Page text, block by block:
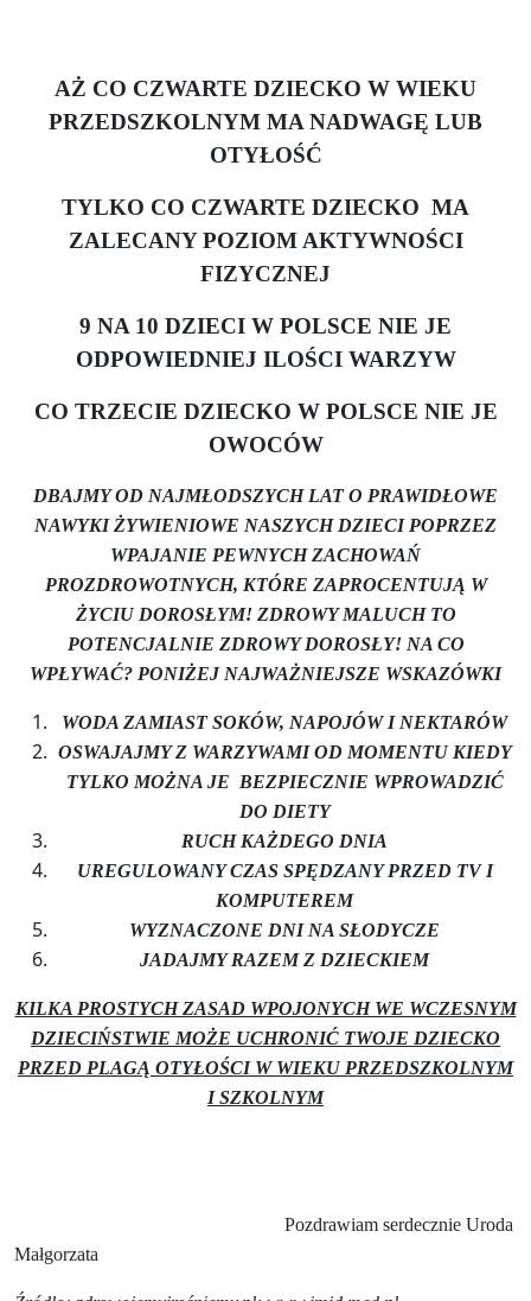
AŻ CO CZWARTE DZIECKO W WIEKU
PRZEDSZKOLNYM MA NADWAGĘ LUB
OTYŁOŚĆ
TYLKO CO CZWARTE DZIECKO MA
ZALECANY POZIOM AKTYWNOŚCI
FIZYCZNEJ
9 NA 10 DZIECI W POLSCE NIE JE
ODPOWIEDNIEJ ILOŚCI WARZYW
CO TRZECIE DZIECKO W POLSCE NIE JE
OWOCÓW
DBAJMY OD NAJMŁODSZYCH LAT O PRAWIDŁOWE
NAWYKI ŻYWIENIOWE NASZYCH DZIECI POPRZEZ
WPAJANIE PEWNYCH ZACHOWAŃ
PROZDROWOTNYCH, KTÓRE ZAPROCENTUJĄ W
ŻYCIU DOROSŁYM! ZDROWY MALUCH TO
POTENCJALNIE ZDROWY DOROSŁY! NA CO
WPŁYWAĆ? PONIŻEJ NAJWAŻNIEJSZE WSKAZÓWKI
WODA ZAMIAST SOKÓW, NAPOJÓW I NEKTARÓW
OSWAJAJMY Z WARZYWAMI OD MOMENTU KIEDY
TYLKO MOŻNA JE BEZPIECZNIE WPROWADZIĆ
DO DIETY
RUCH KAŻDEGO DNIA
UREGULOWANY CZAS SPĘDZANY PRZED TV I
KOMPUTEREM
WYZNACZONE DNI NA SŁODYCZE
JADAJMY RAZEM Z DZIECKIEM
KILKA PROSTYCH ZASAD WPOJONYCH WE WCZESNYM
DZIECIŃSTWIE MOŻE UCHRONIĆ TWOJE DZIECKO
PRZED PLAGĄ OTYŁOŚCI W WIEKU PRZEDSZKOLNYM
I SZKOLNYM
Pozdrawiam serdecznie Uroda
Małgorzata